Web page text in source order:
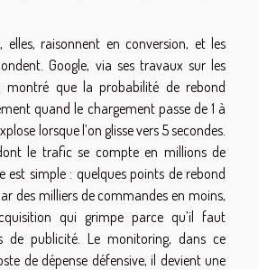
elles, raisonnent en conversion, et les
Google, via ses travaux sur les
montré que la probabilité de rebond
quand le chargement passe de 1 à
lorsque l’on glisse vers 5 secondes.
le trafic se compte en millions de
est simple : quelques points de rebond
des milliers de commandes en moins,
qui grimpe parce qu’il faut
de publicité. Le monitoring, dans ce
de dépense défensive, il devient une